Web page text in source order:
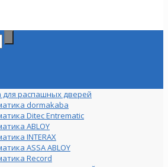
для распашных дверей
dormakaba
Ditec Entrematic
ABLOY
INTERAX
ASSA ABLOY
Record